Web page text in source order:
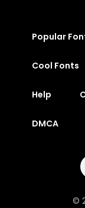
Popular
Cool Fonts
Help
DMCA
©